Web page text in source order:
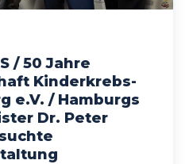
/ 50 Jahre
Kinderkrebs-
e.V. / Hamburgs
Dr. Peter